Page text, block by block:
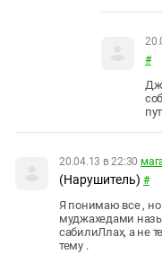
#
20.04.13 в 22:30
(Нарушитель) #
Я понимаю все , но
муджахедами
сабилиЛлах, а не
тему .